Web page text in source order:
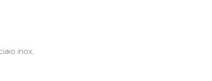
inox;